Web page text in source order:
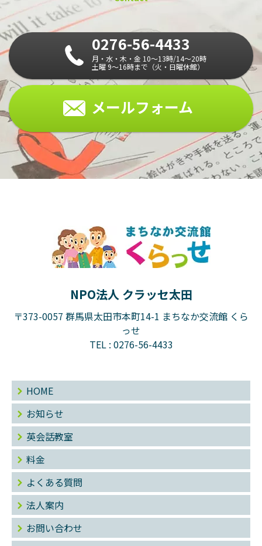
0276-56-4433
月・水・木・金 10～13時/14～20時
土曜 9～16時まで（火・日曜休館）
メールフォーム
NPO法人 クラッセ太田
〒373-0057 群馬県太田市本町14-1 まちなか交流館 くら
っせ
TEL : 0276-56-4433
HOME
お知らせ
英会話教室
料金
よくある質問
法人案内
お問い合わせ